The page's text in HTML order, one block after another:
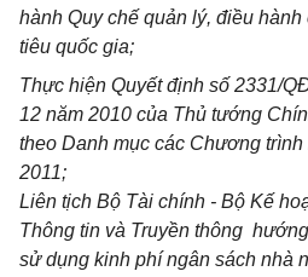
hành Quy chế quản lý, điều
tiêu quốc gia;
Thực hiện Quyết định số 2331/
12 năm 2010 của Thủ tướng
theo Danh mục các Chương
2011;
Liên tịch Bộ Tài chính - Bộ Kế
Thông tin và Truyền thông
sử dụng kinh phí ngân sách nhà